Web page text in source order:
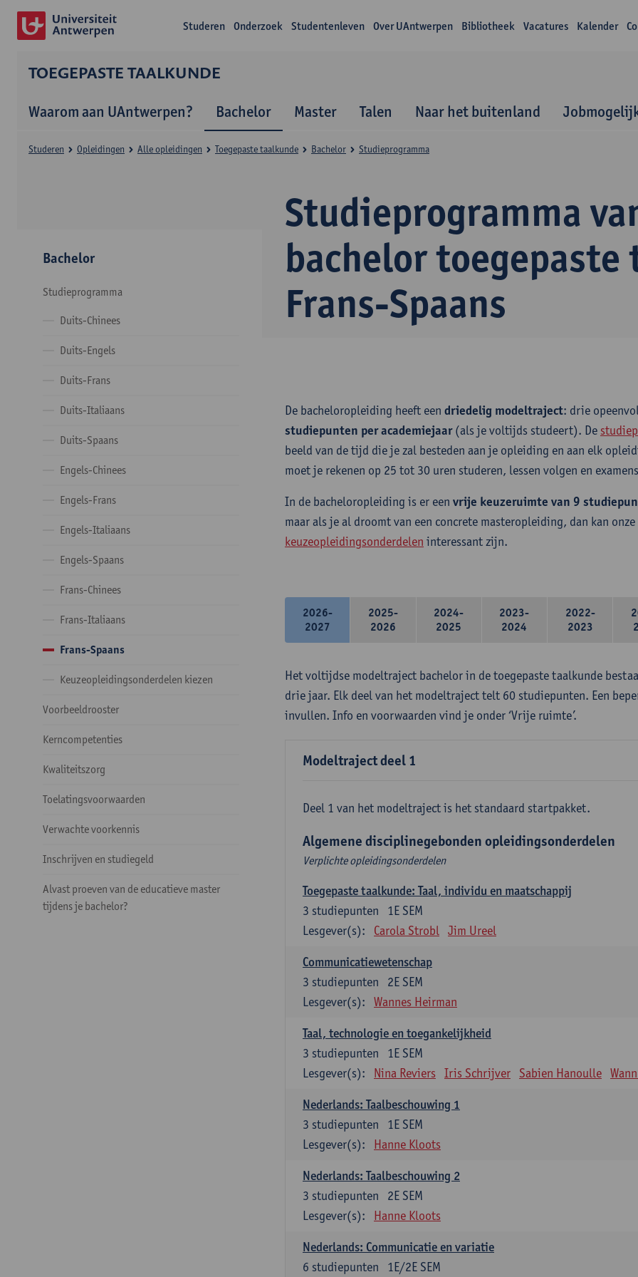
Studeren Onderzoek Studentenleven Over UAntwerpen Bibliotheek Vacatures Kalender
TOEGEPASTE TAALKUNDE
Waarom aan UAntwerpen? Bachelor Master Talen Naar het buitenland
Studieprogramma
bachelor
Frans-Spaans
Studeren Opleidingen Alle opleidingen Toegepaste taalkunde Bachelor Studieprogramma
Bachelor
Studieprogramma
Duits-Chinees
Duits-Engels
Duits-Frans
Duits-Italiaans
Duits-Spaans
Engels-Chinees
Engels-Frans
Engels-Italiaans
Engels-Spaans
Frans-Chinees
Frans-Italiaans
Frans-Spaans
Keuzeopleidingsonderdelen kiezen
Voorbeeldrooster
Kerncompetenties
Kwaliteitszorg
Toelatingsvoorwaarden
Verwachte voorkennis
Inschrijven en studiegeld
Alvast proeven van de educatieve master
tijdens je bachelor?
De bacheloropleiding heeft een driedelig modeltraject: drie
studiepunten per academiejaar(als je voltijds studeert). De
beeld van de tijd die je zal besteden aan je opleiding en aan elk
moet je rekenen op 25 tot 30 uren studeren, lessen volgen en
In de bacheloropleiding is er een vrije keuzeruimte van 9
maar als je al droomt van een concrete masteropleiding, dan kan onze
keuzeopleidingsonderdelen interessant zijn.
2026-
2027
2025-
2026
2024-
2025
2023-
2024
2022-
2023
Het voltijdse modeltraject bachelor in de toegepaste taalkunde
drie jaar. Elk deel van het modeltraject telt 60 studiepunten. Een
invullen. Info en voorwaarden vind je onder ‘Vrije ruimte’.
Modeltraject deel 1
Deel 1 van het modeltraject is het standaard startpakket.
Algemene disciplinegebonden opleidingsonderdelen
Verplichte opleidingsonderdelen
Toegepaste taalkunde: Taal, individu en maatschappij
1E SEM
3 studiepunten
Lesgever(s):
Carola Strobl Jim Ureel
Communicatiewetenschap
2E SEM
3 studiepunten
Lesgever(s):
Wannes Heirman
Taal, technologie en toegankelijkheid
1E SEM
3 studiepunten
Lesgever(s):
Nina Reviers Iris Schrijver Sabien Hanoulle
Nederlands: Taalbeschouwing 1
1E SEM
3 studiepunten
Lesgever(s):
Hanne Kloots
Nederlands: Taalbeschouwing 2
2E SEM
3 studiepunten
Lesgever(s):
Hanne Kloots
Nederlands: Communicatie en variatie
1E/2E SEM
6 studiepunten